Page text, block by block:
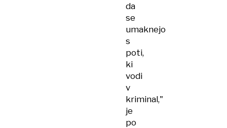
da
se
umaknejo
s
poti,
ki
vodi
v
kriminal,"
je
po